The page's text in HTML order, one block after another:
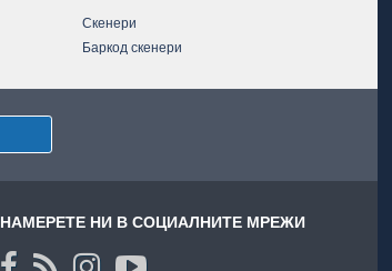
Скенери
Баркод скенери
НАМЕРЕТЕ НИ В СОЦИАЛНИТЕ МРЕЖИ